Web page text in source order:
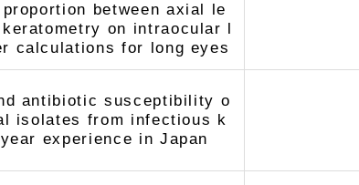
between axial le
keratometry on intraocular l
calculations for long eyes
antibiotic susceptibility o
isolates from infectious k
experience in Japan